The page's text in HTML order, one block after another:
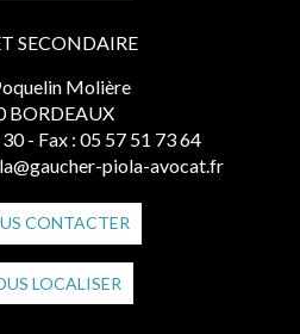
SECONDAIRE
Molière
BORDEAUX
- Fax : 05 57 51 73 64
piola-avocat.fr
CONTACTER
LOCALISER